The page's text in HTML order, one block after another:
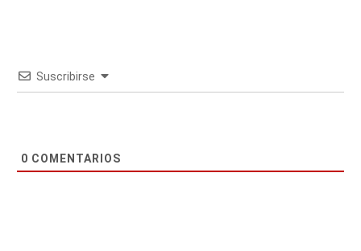
Suscribirse
0 COMENTARIOS